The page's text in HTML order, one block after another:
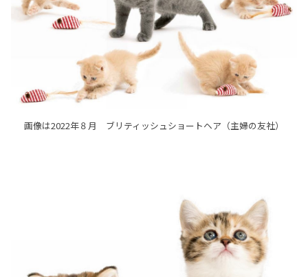
画像は2022年８月 ブリティッシュショートヘア（主婦の友社）